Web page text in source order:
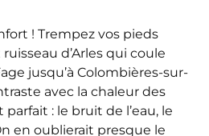
! Trempez vos pieds
d’Arles qui coule
jusqu’à Colombières-sur-
avec la chaleur des
parfait : le bruit de l’eau, le
en oublierait presque le